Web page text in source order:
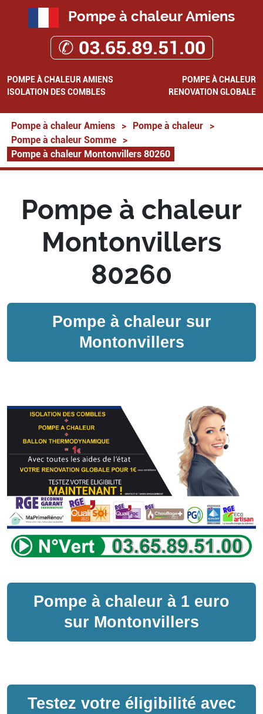
Pompe à chaleur Amiens
✆ 03.65.89.51.00
POMPE À CHALEUR AMIENS
POMPE À CHALEUR
ISOLATION DES COMBLES
RENOVATION GLOBALE
Pompe à chaleur Amiens > Pompe à chaleur
>
Pompe à chaleur Somme
>
Pompe à chaleur Montonvillers 80260
Pompe à chaleur
Montonvillers
80260
Pompe à chaleur sur
Montonvillers
Pompe à chaleur à 1 euro
sur Montonvillers
Testez votre éligibilité avec